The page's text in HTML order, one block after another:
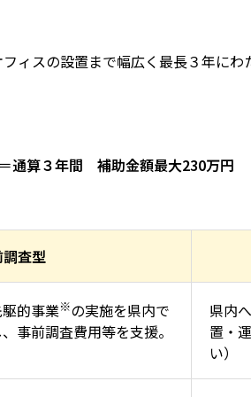
ィスの設置まで幅広く最長３年に
通算３年間 補助金額最大230万円
査型
的事業※の実施を県内で
事前調査費用等を支援。
県内
置・
い）